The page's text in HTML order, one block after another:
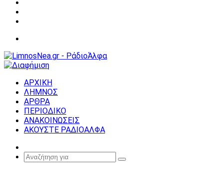
ΑΡΧΙΚΗ
ΛΗΜΝΟΣ
ΑΡΘΡΑ
ΠΕΡΙΟΔΙΚΟ
ΑΝΑΚΟΙΝΩΣΕΙΣ
ΑΚΟΥΣΤΕ ΡΑΔΙΟΑΛΦΑ
Article
Αναζήτηση